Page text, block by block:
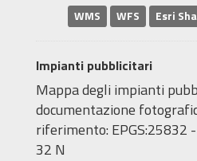
WMS WFS Esri
Impianti pubblicitari
Mappa degli impianti
documentazione
riferimento: EPGS:25832
32 N